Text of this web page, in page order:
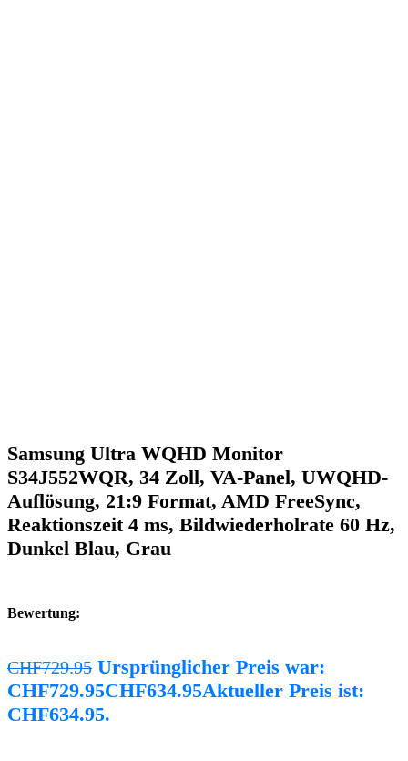
Samsung Ultra WQHD Monitor
S34J552WQR, 34 Zoll, VA-Panel, UWQHD-
Auflösung, 21:9 Format, AMD FreeSync,
Reaktionszeit 4 ms, Bildwiederholrate 60 Hz,
Dunkel Blau, Grau
Bewertung:
CHF729.95 Ursprünglicher Preis war:
CHF729.95CHF634.95Aktueller Preis ist:
CHF634.95.